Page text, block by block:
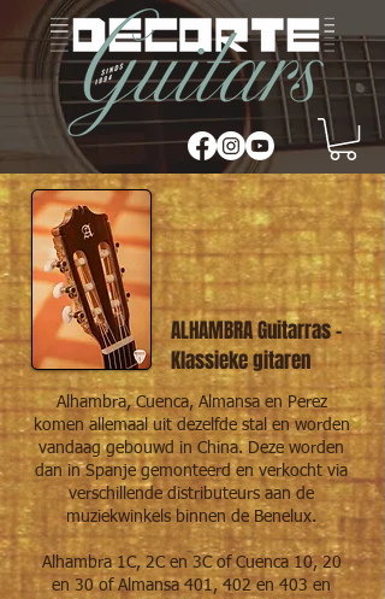
ALHAMBRA Guitarras -
Klassieke gitaren
Alhambra, Cuenca, Almansa en Perez
komen allemaal uit dezelfde stal en worden
vandaag gebouwd in China. Deze worden
dan in Spanje gemonteerd en verkocht via
verschillende distributeurs aan de
muziekwinkels binnen de Benelux.
Alhambra 1C, 2C en 3C of Cuenca 10, 20
en 30 of Almansa 401, 402 en 403 en